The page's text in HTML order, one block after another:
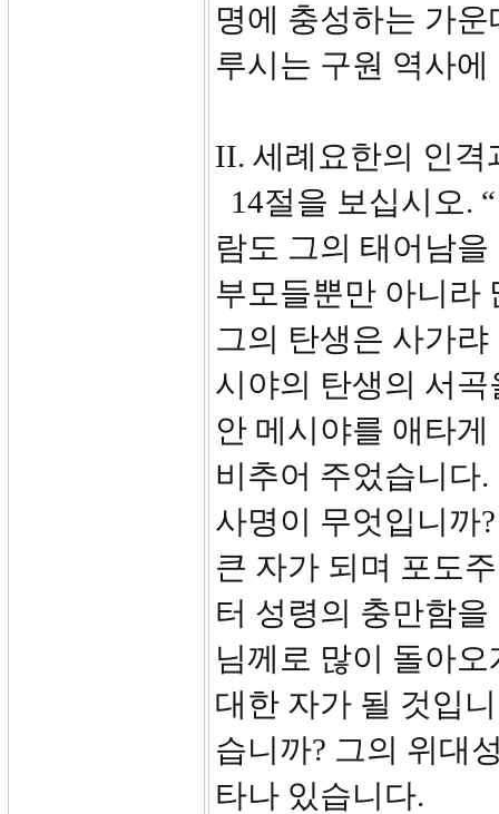
명에 충성하는 가
루시는 구원 역사
II. 세례요한의 인격
14절을 보십시오.
람도 그의 태어남
부모들뿐만 아니라
그의 탄생은 사가
시야의 탄생의 서
안 메시야를 애타
비추어 주었습니다
사명이 무엇입니까
큰 자가 되며 포도
터 성령의 충만함
님께로 많이 돌아
대한 자가 될 것입
습니까? 그의 위대
타나 있습니다.